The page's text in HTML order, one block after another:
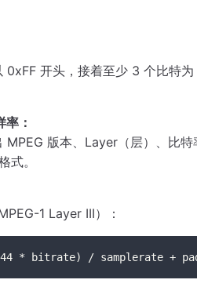
0xFF 开头，接着至少 3 个比特
：
版本、Layer（层）、比
式。
1 Layer III）：
* bitrate) / samplerate +